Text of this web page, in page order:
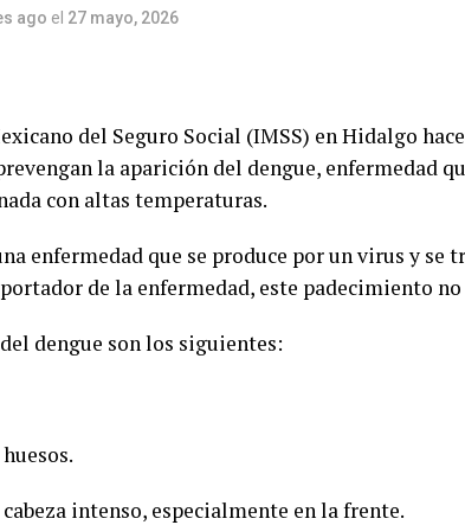
ago el 27 mayo, 2026
del Seguro Social (IMSS) en Hidalgo
la aparición del dengue, enfermedad
con altas temperaturas.
enfermedad que se produce por un virus y
de la enfermedad, este padecimiento
dengue son los siguientes:
intenso, especialmente en la frente.